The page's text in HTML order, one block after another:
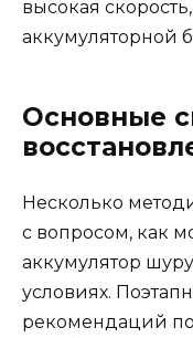
высокая
аккумуляторной
Основные
Несколько
с вопросом, как
аккумулятор
условиях.
рекомендаций